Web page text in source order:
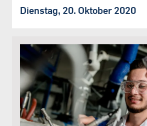
Dienstag, 20. Oktober 2020